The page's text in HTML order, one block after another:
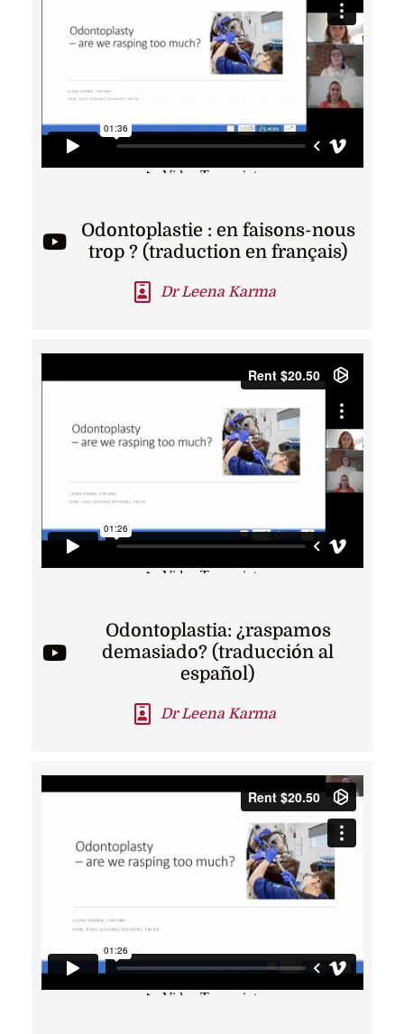
Odontoplastie : en faisons-nous
trop ? (traduction en français)
Dr Leena Karma
Odontoplastia: ¿raspamos
demasiado? (traducción al
español)
Dr Leena Karma